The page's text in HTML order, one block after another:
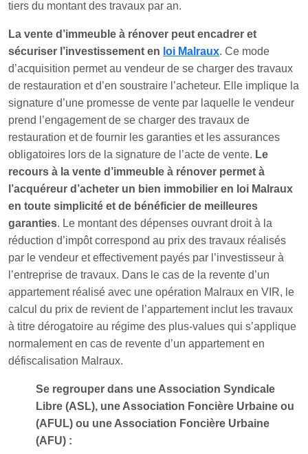
tiers du montant des travaux par an.
La vente d’immeuble à rénover peut encadrer et
sécuriser l’investissement en loi Malraux. Ce mode
d’acquisition permet au vendeur de se charger des travaux
de restauration et d’en soustraire l’acheteur. Elle implique la
signature d’une promesse de vente par laquelle le vendeur
prend l’engagement de se charger des travaux de
restauration et de fournir les garanties et les assurances
obligatoires lors de la signature de l’acte de vente. Le
recours à la vente d’immeuble à rénover permet à
l’acquéreur d’acheter un bien immobilier en loi Malraux
en toute simplicité et de bénéficier de meilleures
garanties. Le montant des dépenses ouvrant droit à la
réduction d’impôt correspond au prix des travaux réalisés
par le vendeur et effectivement payés par l’investisseur à
l’entreprise de travaux. Dans le cas de la revente d’un
appartement réalisé avec une opération Malraux en VIR, le
calcul du prix de revient de l’appartement inclut les travaux
à titre dérogatoire au régime des plus-values qui s’applique
normalement en cas de revente d’un appartement en
défiscalisation Malraux.
Se regrouper dans une Association Syndicale
Libre (ASL), une Association Foncière Urbaine ou
(AFUL) ou une Association Foncière Urbaine
(AFU) :